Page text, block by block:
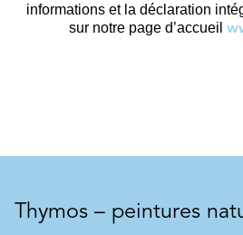
informations et la déclaration
sur notre page d’accueil
Thymos – peintures